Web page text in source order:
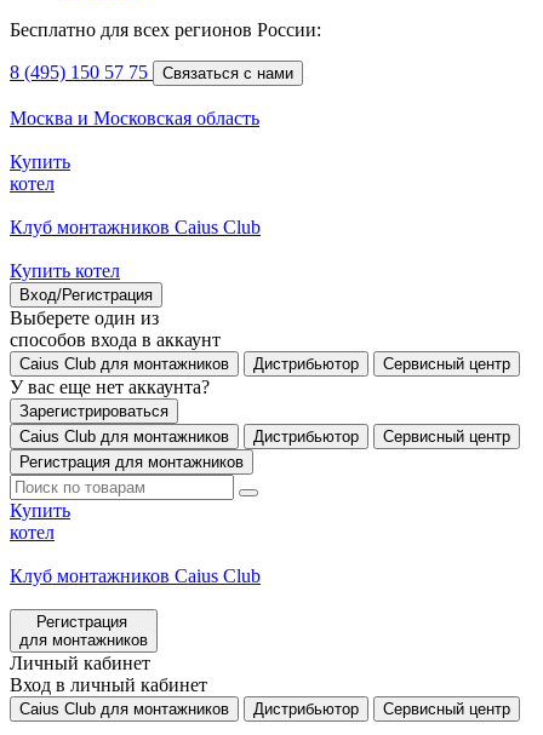
Бесплатно для всех регионов России:
8 (495) 150 57 75 Связаться с нами
Москва и Московская область
Купить
котел
Клуб монтажников Caius Club
Купить котел
Вход/Регистрация
Выберете один из
способов входа в аккаунт
Caius Club для монтажников Дистрибьютор Сервисный центр
У вас еще нет аккаунта?
Зарегистрироваться
Caius Club для монтажников
Дистрибьютор
Сервисный центр
Регистрация для монтажников
Купить
котел
Клуб монтажников Caius Club
Регистрация
для монтажников
Личный кабинет
Вход в личный кабинет
Caius Club для монтажников Дистрибьютор Сервисный центр